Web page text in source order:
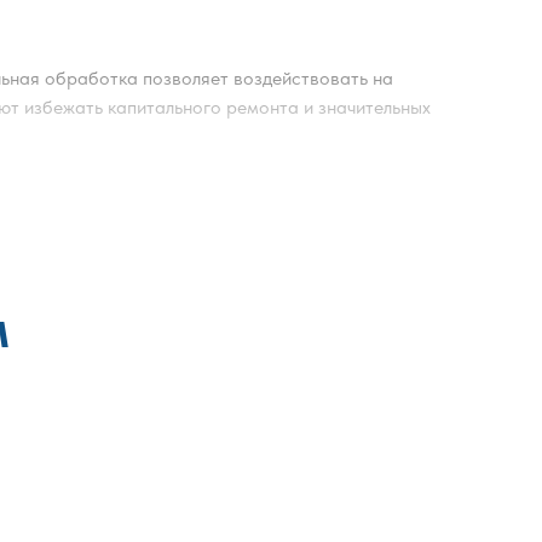
обработка позволяет воздействовать на
капитального ремонта и значительных
выполняется после обследования объекта
развития.
конструкций.